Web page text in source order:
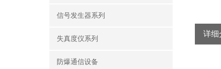
信号发生器系列
失真度仪系列
防爆通信设备
详细